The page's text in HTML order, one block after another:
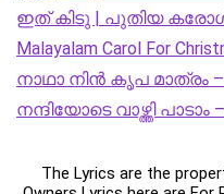
ഇത് കിടു | പുതിയ കരോൾ
Malayalam Carol For
നാഥാ നിൻ കൃപ മാത്രം –
നന്ദിയോടെ വാഴ്ത്തി പാടാം
The Lyrics are the